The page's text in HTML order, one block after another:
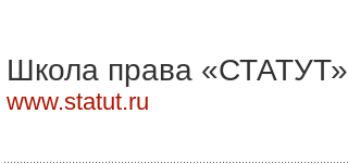
Школа права «СТАТУТ»
www.statut.ru